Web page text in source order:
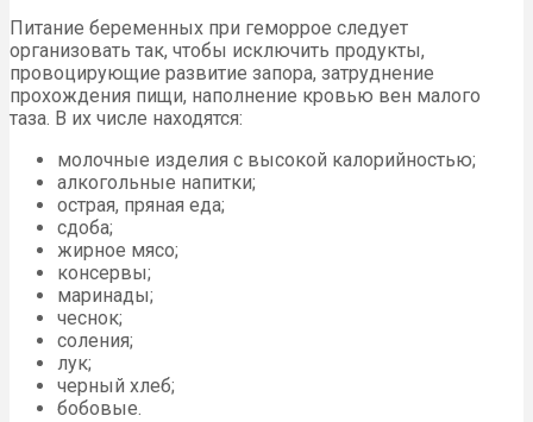
Питание беременных при геморрое следует
организовать так, чтобы исключить продукты,
провоцирующие развитие запора, затруднение
прохождения пищи, наполнение кровью вен малого
таза. В их числе находятся:
молочные изделия с высокой калорийностью;
алкогольные напитки;
острая, пряная еда;
сдоба;
жирное мясо;
консервы;
маринады;
чеснок;
соления;
лук;
черный хлеб;
бобовые.